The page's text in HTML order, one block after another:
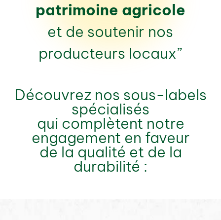
patrimoine agricole
et de soutenir nos
producteurs locaux”
Découvrez nos sous-labels
spécialisés
qui complètent notre
engagement en faveur
de la qualité et de la
durabilité :